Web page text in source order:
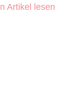
Artikel lesen